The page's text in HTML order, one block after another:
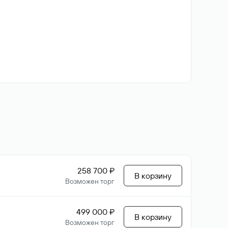
258 700 ₽
Возможен торг
В корзину
499 000 ₽
Возможен торг
В корзину